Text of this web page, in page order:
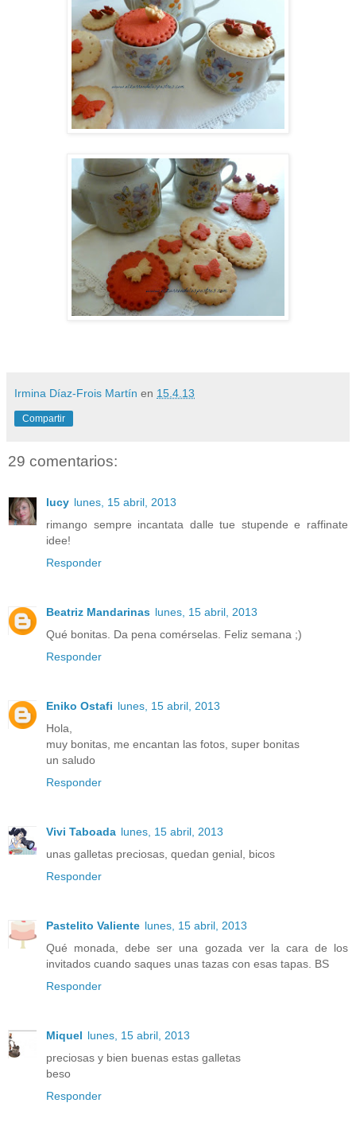
Irmina Díaz-Frois Martín en 15.4.13
Compartir
29 comentarios:
lucy lunes, 15 abril, 2013
rimango sempre incantata dalle tue stupende e raffinate
idee!
Responder
Beatriz Mandarinas lunes, 15 abril, 2013
Qué bonitas. Da pena comérselas. Feliz semana ;)
Responder
Eniko Ostafi lunes, 15 abril, 2013
Hola,
muy bonitas, me encantan las fotos, super bonitas
un saludo
Responder
Vivi Taboada lunes, 15 abril, 2013
unas galletas preciosas, quedan genial, bicos
Responder
Pastelito Valiente lunes, 15 abril, 2013
Qué monada, debe ser una gozada ver la cara de los
invitados cuando saques unas tazas con esas tapas. BS
Responder
Miquel lunes, 15 abril, 2013
preciosas y bien buenas estas galletas
beso
Responder